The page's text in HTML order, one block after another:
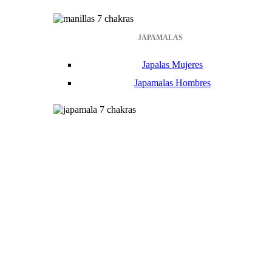
JAPAMALAS
Japalas Mujeres
Japamalas Hombres